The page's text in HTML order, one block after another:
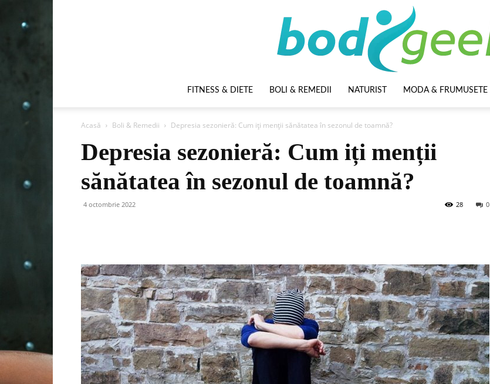
FITNESS & DIETE BOLI & REMEDII NATURIST MODA & FRUMUSETE
Acasă Boli & Remedii Depresia sezonieră: Cum iți menții sănătatea în sezonul de toamnă?
Depresia sezonieră: Cum iți menții
sănătatea în sezonul de toamnă?
4 octombrie 2022 0
28